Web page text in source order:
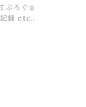
ぶろぐ☺︎
録 etc..